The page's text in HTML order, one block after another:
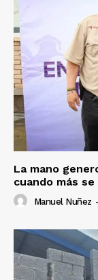
La mano
cuando más
Manuel Nuñez -